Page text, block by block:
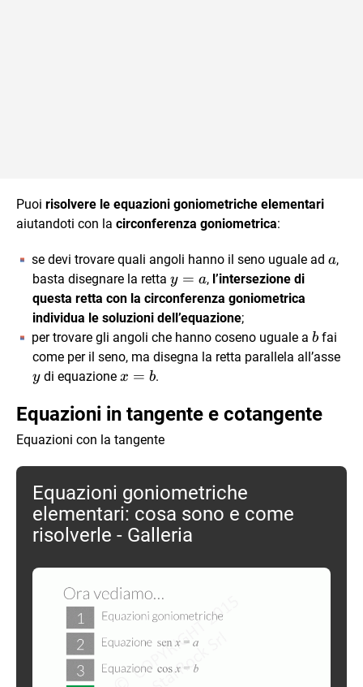
Puoi risolvere le equazioni goniometriche elementari
aiutandoti con la circonferenza goniometrica:
se devi trovare quali angoli hanno il seno uguale ad a
a,
basta disegnare la retta y=a
y = a, l’intersezione di
questa retta con la circonferenza goniometrica
individua le soluzioni dell’equazione;
per trovare gli angoli che hanno coseno uguale a b
b fai
come per il seno, ma disegna la retta parallela all’asse
ydi equazione x=b
x = b.
Equazioni in tangente e cotangente
Equazioni con la tangente
Equazioni goniometriche
elementari: cosa sono e come
risolverle - Galleria